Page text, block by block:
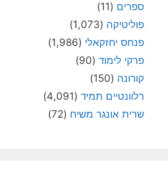
ספרים (11)
פוליטיקה (1,073)
פנחס יחזקאלי (1,986)
פרקי לימוד (90)
קורונה (150)
רלוונטיים תמיד (4,091)
שרית אונגר משיח (72)